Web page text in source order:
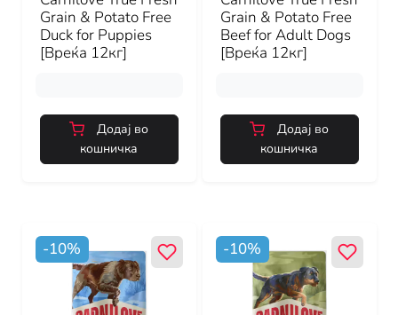
Grain & Potato Free
Duck for Puppies
[Вреќа 12кг]
Додај во
кошничка
Grain & Potato Free
Beef for Adult Dogs
[Вреќа 12кг]
Додај во
кошничка
-10% -10%